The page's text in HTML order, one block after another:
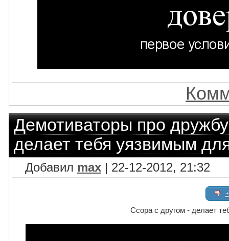
Демотиваторы про дружбу
делает тебя уязвимым
Добавил max | 22-12-2012, 21:32
Ссора с другом - делает